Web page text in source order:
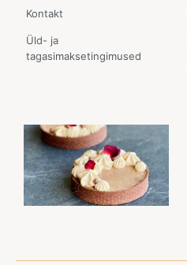
Kontakt
Üld- ja
tagasimaksetingimused